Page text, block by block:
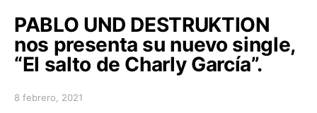
PABLO UND DESTRUKTION
nos presenta su nuevo single,
“El salto de Charly García”.
Posted on
8 febrero, 2021